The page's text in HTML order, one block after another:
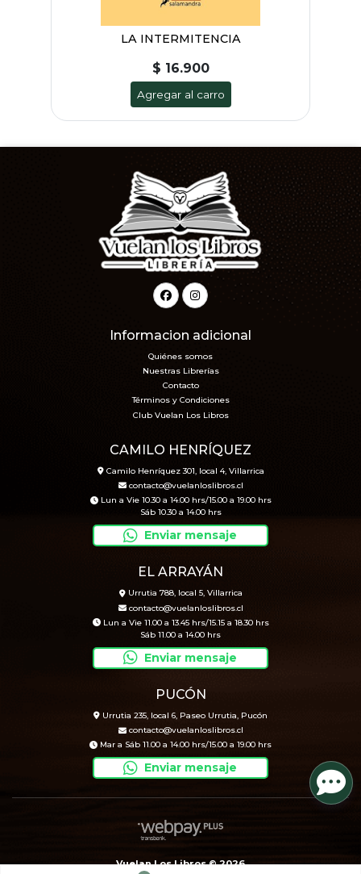
LA INTERMITENCIA
$ 16.900
Agregar al carro
Informacion adicional
Quiénes somos
Nuestras Librerías
Contacto
Términos y Condiciones
Club Vuelan Los Libros
CAMILO HENRÍQUEZ
Camilo Henríquez 301, local 4, Villarrica
contacto@vuelanloslibros.cl
Lun a Vie 10.30 a 14.00 hrs/15.00 a 19.00 hrs
Sáb 10.30 a 14.00 hrs
Enviar mensaje
EL ARRAYÁN
Urrutia 788, local 5, Villarrica
contacto@vuelanloslibros.cl
Lun a Vie 11.00 a 13.45 hrs/15.15 a 18.30 hrs
Sáb 11.00 a 14.00 hrs
Enviar mensaje
PUCÓN
Urrutia 235, local 6, Paseo Urrutia, Pucón
contacto@vuelanloslibros.cl
Mar a Sáb 11.00 a 14.00 hrs/15.00 a 19.00 hrs
Enviar mensaje
Vuelan Los Libros © 2026